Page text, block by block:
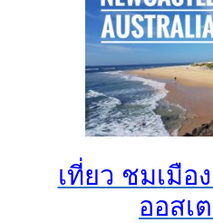
เที่ยว ชมเมือ
ออสเ